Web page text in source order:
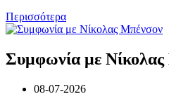
Περισσότερα
Συμφωνία με
08-07-2026